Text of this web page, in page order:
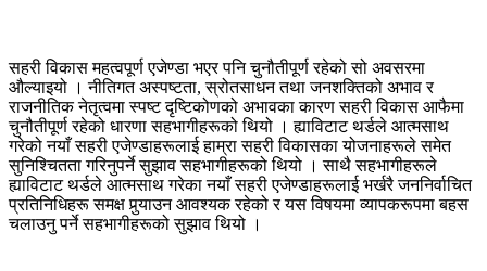
सहरी विकास महत्वपूर्ण एजेण्डा भएर पनि चुनौतीपूर्ण रहेको सो अवसरमा
औल्याइयो । नीतिगत अस्पष्टता, स्रोतसाधन तथा जनशक्तिको अभाव र
राजनीतिक नेतृत्वमा स्पष्ट दृष्टिकोणको अभावका कारण सहरी विकास आफैमा
चुनौतीपूर्ण रहेको धारणा सहभागीहरूको थियो । ह्याविटाट थर्डले आत्मसाथ
गरेको नयाँ सहरी एजेण्डाहरूलाई हाम्रा सहरी विकासका योजनाहरूले समेत
सुनिश्चितता गरिनुपर्ने सुझाव सहभागीहरूको थियो । साथै सहभागीहरूले
ह्याविटाट थर्डले आत्मसाथ गरेका नयाँ सहरी एजेण्डाहरूलाई भर्खरै जननिर्वाचित
प्रतिनिधिहरू समक्ष पुर्‍याउन आवश्यक रहेको र यस विषयमा व्यापकरूपमा बहस
चलाउनु पर्ने सहभागीहरूको सुझाव थियो ।